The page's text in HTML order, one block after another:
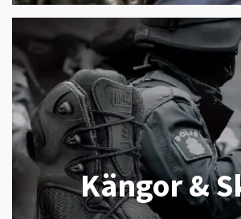
Kängor &